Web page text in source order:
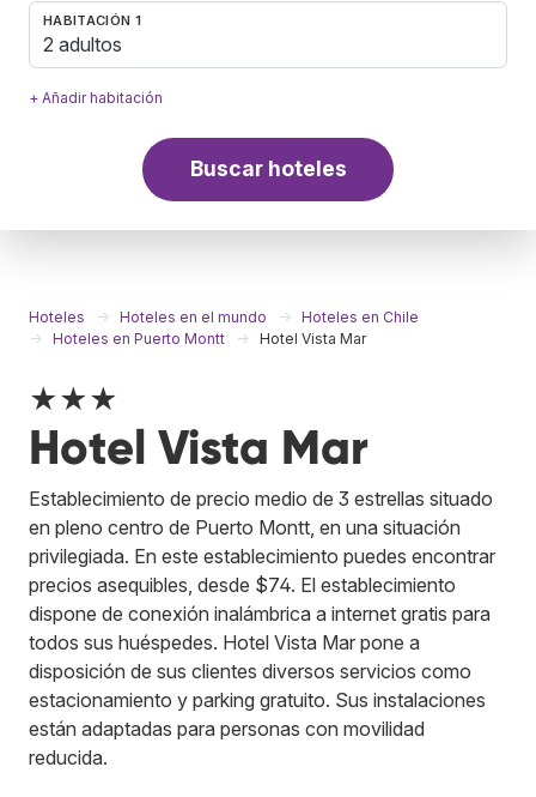
HABITACIÓN 1
2 adultos
+ Añadir habitación
Buscar hoteles
Hoteles Hoteles en el mundo
Hoteles en Chile
Hoteles en Puerto Montt
Hotel Vista Mar
★★★
Hotel Vista Mar
Establecimiento de precio medio de 3 estrellas situado
en pleno centro de Puerto Montt, en una situación
privilegiada. En este establecimiento puedes encontrar
precios asequibles, desde $74. El establecimiento
dispone de conexión inalámbrica a internet gratis para
todos sus huéspedes. Hotel Vista Mar pone a
disposición de sus clientes diversos servicios como
estacionamiento y parking gratuito. Sus instalaciones
están adaptadas para personas con movilidad
reducida.